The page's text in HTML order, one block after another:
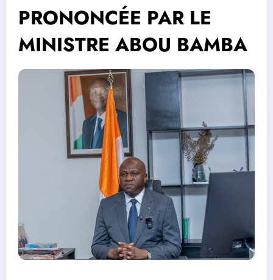
PRONONCÉE PAR LE
MINISTRE ABOU BAMBA